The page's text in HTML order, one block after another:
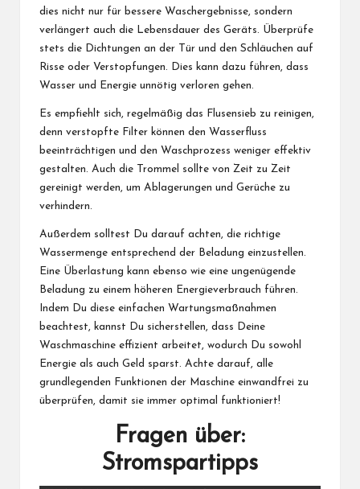
dies nicht nur für bessere Waschergebnisse, sondern
verlängert auch die Lebensdauer des Geräts. Überprüfe
stets die Dichtungen an der Tür und den Schläuchen auf
Risse oder Verstopfungen. Dies kann dazu führen, dass
Wasser und Energie unnötig verloren gehen.
Es empfiehlt sich, regelmäßig das Flusensieb zu reinigen,
denn verstopfte Filter können den Wasserfluss
beeinträchtigen und den Waschprozess weniger effektiv
gestalten. Auch die Trommel sollte von Zeit zu Zeit
gereinigt werden, um Ablagerungen und Gerüche zu
verhindern.
Außerdem solltest Du darauf achten, die richtige
Wassermenge entsprechend der Beladung einzustellen.
Eine Überlastung kann ebenso wie eine ungenügende
Beladung zu einem höheren Energieverbrauch führen.
Indem Du diese einfachen Wartungsmaßnahmen
beachtest, kannst Du sicherstellen, dass Deine
Waschmaschine effizient arbeitet, wodurch Du sowohl
Energie als auch Geld sparst. Achte darauf, alle
grundlegenden Funktionen der Maschine einwandfrei zu
überprüfen, damit sie immer optimal funktioniert!
Fragen über:
Stromspartipps